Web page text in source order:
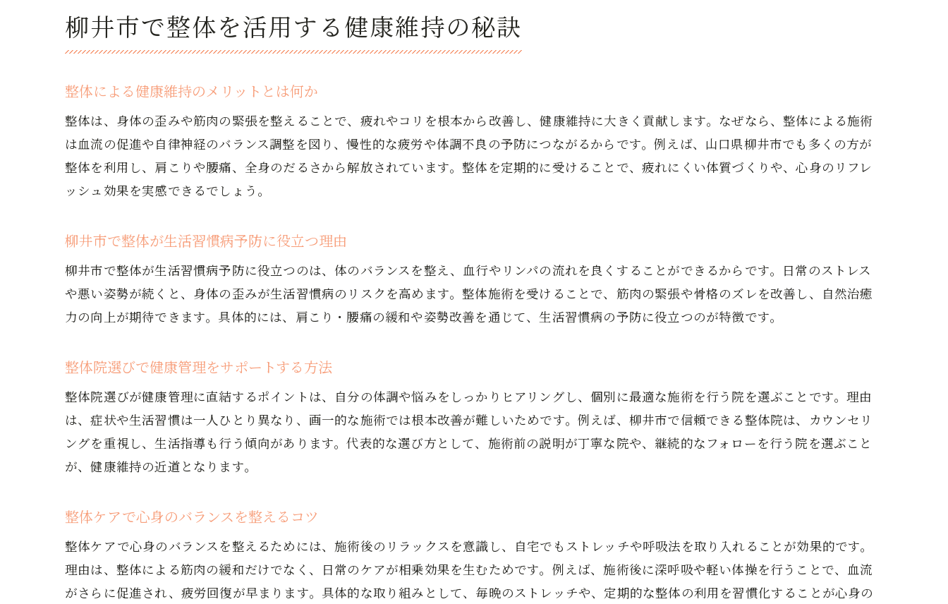
柳井市で整体を活用する健康維持の秘訣
整体による健康維持のメリットとは何か
整体は、身体の歪みや筋肉の緊張を整えることで、疲れやコリを根本から改善し、健康維持に大きく貢献します。なぜなら、整体による施術
は血流の促進や自律神経のバランス調整を図り、慢性的な疲労や体調不良の予防につながるからです。例えば、山口県柳井市でも多くの方が
整体を利用し、肩こりや腰痛、全身のだるさから解放されています。整体を定期的に受けることで、疲れにくい体質づくりや、心身のリフレ
ッシュ効果を実感できるでしょう。
柳井市で整体が生活習慣病予防に役立つ理由
柳井市で整体が生活習慣病予防に役立つのは、体のバランスを整え、血行やリンパの流れを良くすることができるからです。日常のストレス
や悪い姿勢が続くと、身体の歪みが生活習慣病のリスクを高めます。整体施術を受けることで、筋肉の緊張や骨格のズレを改善し、自然治癒
力の向上が期待できます。具体的には、肩こり・腰痛の緩和や姿勢改善を通じて、生活習慣病の予防に役立つのが特徴です。
整体院選びで健康管理をサポートする方法
整体院選びが健康管理に直結するポイントは、自分の体調や悩みをしっかりヒアリングし、個別に最適な施術を行う院を選ぶことです。理由
は、症状や生活習慣は一人ひとり異なり、画一的な施術では根本改善が難しいためです。例えば、柳井市で信頼できる整体院は、カウンセリ
ングを重視し、生活指導も行う傾向があります。代表的な選び方として、施術前の説明が丁寧な院や、継続的なフォローを行う院を選ぶこと
が、健康維持の近道となります。
整体ケアで心身のバランスを整えるコツ
整体ケアで心身のバランスを整えるためには、施術後のリラックスを意識し、自宅でもストレッチや呼吸法を取り入れることが効果的です。
理由は、整体による筋肉の緩和だけでなく、日常のケアが相乗効果を生むためです。例えば、施術後に深呼吸や軽い体操を行うことで、血流
がさらに促進され、疲労回復が早まります。具体的な取り組みとして、毎晩のストレッチや、定期的な整体の利用を習慣化することが心身の